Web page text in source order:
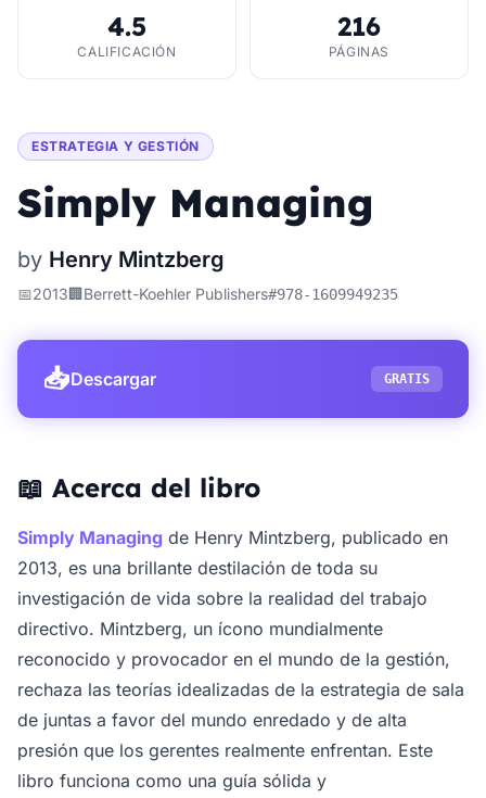
4.5
CALIFICACIÓN
216
PÁGINAS
ESTRATEGIA Y GESTIÓN
Simply Managing
by Henry Mintzberg
📅2013🏢Berrett-Koehler Publishers#978-1609949235
📥Descargar GRATIS
📖 Acerca del libro
Simply Managing de Henry Mintzberg, publicado en
2013, es una brillante destilación de toda su
investigación de vida sobre la realidad del trabajo
directivo. Mintzberg, un ícono mundialmente
reconocido y provocador en el mundo de la gestión,
rechaza las teorías idealizadas de la estrategia de sala
de juntas a favor del mundo enredado y de alta
presión que los gerentes realmente enfrentan. Este
libro funciona como una guía sólida y